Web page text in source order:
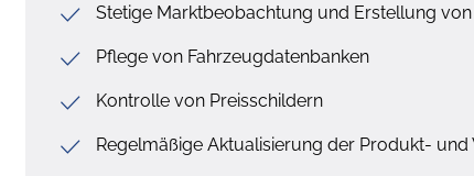
Stetige Marktbeobachtung und Erstellung
Pflege von Fahrzeugdatenbanken
Kontrolle von Preisschildern
Regelmäßige Aktualisierung der Produkt-